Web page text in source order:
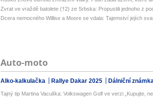
Zvrat ve vraždě batolete (†2) ze Srbska: Propustili jednoho z
Dcera nemocného Willise a Moore se vdala: Tajemství jejích
Auto-moto
Alko-kalkulačka Rallye Dakar 2025 Dálniční
Tajný tip Martina Vaculíka: Volkswagen Golf ve verzi „Kupujte,